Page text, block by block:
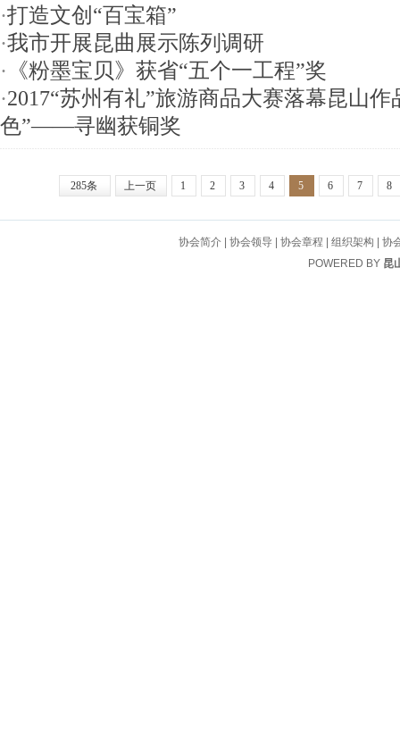
·打造文创“百宝箱”
·我市开展昆曲展示陈列调研
· 《粉墨宝贝》获省“五个一工程”奖
·2017“苏州有礼”旅游商品大赛落幕昆山作
色”——寻幽获铜奖
285条 上一页 1 2 3 4 5 6 7 8
协会简介 |协会领导 |协会章程 |组织架构 |协
POWERED BY 昆